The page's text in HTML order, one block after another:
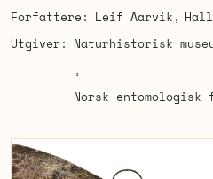
Forfattere Leif Aarvik
Utgiver
Naturhistorisk
Norsk entomologisk